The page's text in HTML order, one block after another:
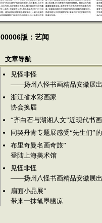
00006版：艺闻
文章导航
见怪非怪
——扬州八怪书画精品安徽展出
浙江省水彩画家
协会换届
“齐白石与湖湘人文”近现代书
同契丹青专题展感受“先生们”
布里奇曼名画奇旅”
登陆上海美术馆
见怪非怪
——扬州八怪书画精品安徽展出
扇面小品展”
带来一抹笔墨幽凉